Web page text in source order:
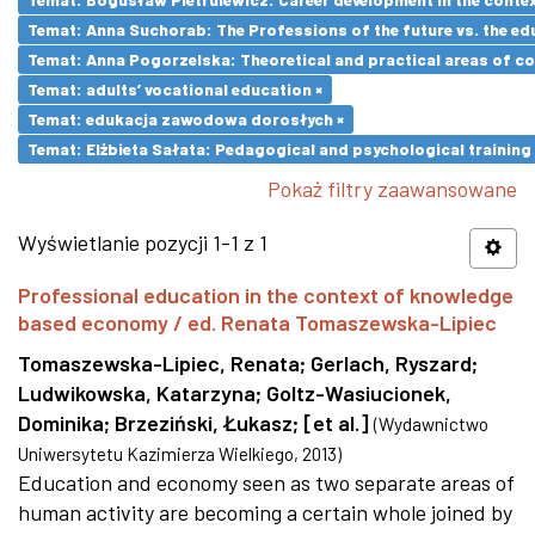
Temat: Anna Suchorab: The Professions of the future vs. the
Temat: Anna Pogorzelska: Theoretical and practical areas of
Temat: adults’ vocational education ×
Temat: edukacja zawodowa dorosłych ×
Temat: Elżbieta Sałata: Pedagogical and psychological
Pokaż filtry zaawansowane
Wyświetlanie pozycji 1-1 z 1
Professional education in the context of knowledge
based economy / ed. Renata Tomaszewska-Lipiec
Tomaszewska-Lipiec, Renata; Gerlach, Ryszard;
Ludwikowska, Katarzyna; Goltz-Wasiucionek,
Dominika; Brzeziński, Łukasz; [et al.] (Wydawnictwo
Uniwersytetu Kazimierza Wielkiego, 2013)
Education and economy seen as two separate areas of
human activity are becoming a certain whole joined by